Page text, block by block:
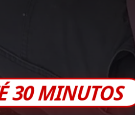
30 MINUTOS